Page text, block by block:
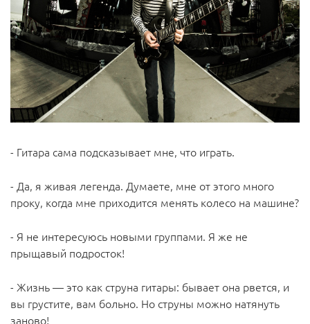
- Гитара сама подсказывает мне, что играть.
- Да, я живая легенда. Думаете, мне от этого много
проку, когда мне приходится менять колесо на машине?
- Я не интересуюсь новыми группами. Я же не
прыщавый подросток!
- Жизнь — это как струна гитары: бывает она рвется, и
вы грустите, вам больно. Но струны можно натянуть
заново!